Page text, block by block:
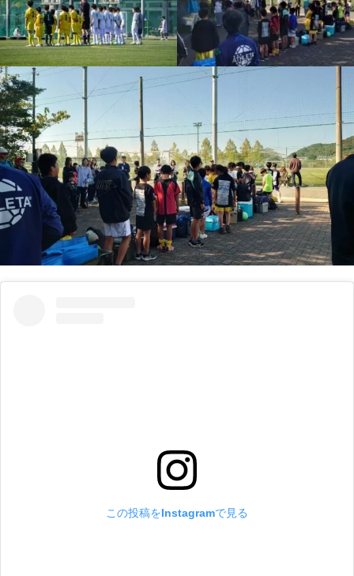
この投稿をInstagramで見る